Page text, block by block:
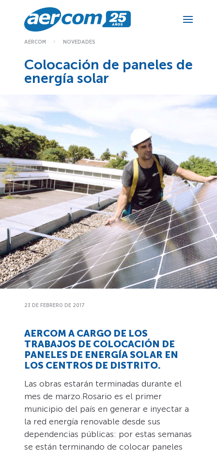
AERCOM NOVEDADES
Colocación de paneles de
energía solar
23 DE FEBRERO DE 2017
AERCOM A CARGO DE LOS
TRABAJOS DE COLOCACIÓN DE
PANELES DE ENERGÍA SOLAR EN
LOS CENTROS DE DISTRITO.
Las obras estarán terminadas durante el
mes de marzo.Rosario es el primer
municipio del país en generar e inyectar a
la red energía renovable desde sus
dependencias públicas: por estas semanas
se están terminando de colocar paneles